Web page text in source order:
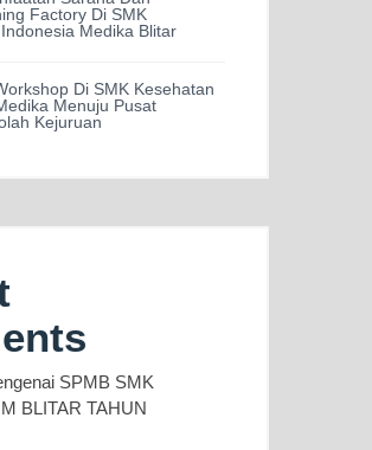
Factory Di SMK
Medika Blitar
Di SMK Kesehatan
Menuju Pusat
Kejuruan
SPMB SMK
BLITAR TAHUN